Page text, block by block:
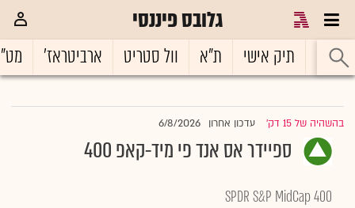
גלובס פיננסי
ראשי תיק אישי ת"א וול סטריט ארביטראז'
בהשהיה של 15 דק' |עדכון אחרון 6/8/2026
ספיידר אס אנד פי מיד-קאפ 400
SPDR S&P MidCap 400